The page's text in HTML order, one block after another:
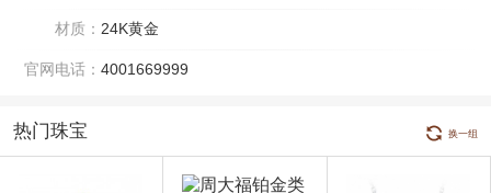
材质： 24K黄金
官网电话： 4001669999
热门珠宝 换一组